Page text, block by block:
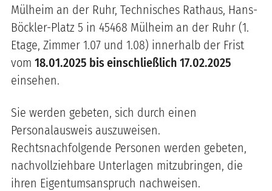
Mülheim an der Ruhr, Technisches Rathaus, Hans-
Böckler-Platz 5 in 45468 Mülheim an der Ruhr (1.
Etage, Zimmer 1.07 und 1.08) innerhalb der Frist
vom 18.01.2025 bis einschließlich 17.02.2025
einsehen.
Sie werden gebeten, sich durch einen
Personalausweis auszuweisen.
Rechtsnachfolgende Personen werden gebeten,
nachvollziehbare Unterlagen mitzubringen, die
ihren Eigentumsanspruch nachweisen.